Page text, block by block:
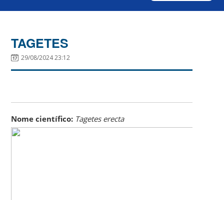
TAGETES
29/08/2024 23:12
Nome científico: Tagetes erecta